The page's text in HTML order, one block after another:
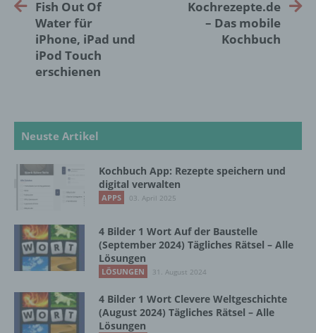
Fish Out Of
Water für
iPhone, iPad und
iPod Touch
erschienen
Kochrezepte.de
– Das mobile
Kochbuch
Neuste Artikel
Kochbuch App: Rezepte speichern und
digital verwalten
APPS 03. April 2025
4 Bilder 1 Wort Auf der Baustelle
(September 2024) Tägliches Rätsel – Alle
Lösungen
LÖSUNGEN 31. August 2024
4 Bilder 1 Wort Clevere Weltgeschichte
(August 2024) Tägliches Rätsel – Alle
Lösungen
identifizierbare natürliche Person, deren
personenbezogene Daten von dem für die
Verarbeitung Verantwortlichen verarbeitet
werden.
Verarbeitung ist jeder mit oder ohne Hilfe
automatisierter Verfahren ausgeführte
Zusammenhang mit personenbezogenen
Daten wie das Erheben, das Erfassen, die
Organisation, das Ordnen, die Speicherung,
Auslesen, das Abfragen, die Verwendung,
die Offenlegung durch Übermittlung,
Verbreitung oder eine andere Form der
Bereitstellung, den Abgleich oder die
Verknüpfung, die Einschränkung, das
Löschen oder die Vernichtung.